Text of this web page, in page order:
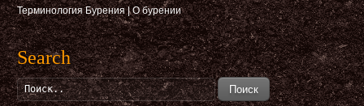
Терминология Бурения|О бурении
Search
Поиск